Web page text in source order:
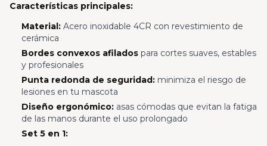
Características principales:
Material:Acero inoxidable 4CR con revestimiento de
cerámica
Bordes convexos afiladospara cortes suaves, estables
y profesionales
Punta redonda de seguridad:minimiza el riesgo de
lesiones en tu mascota
Diseño ergonómico:asas cómodas que evitan la fatiga
de las manos durante el uso prolongado
Set 5 en 1: